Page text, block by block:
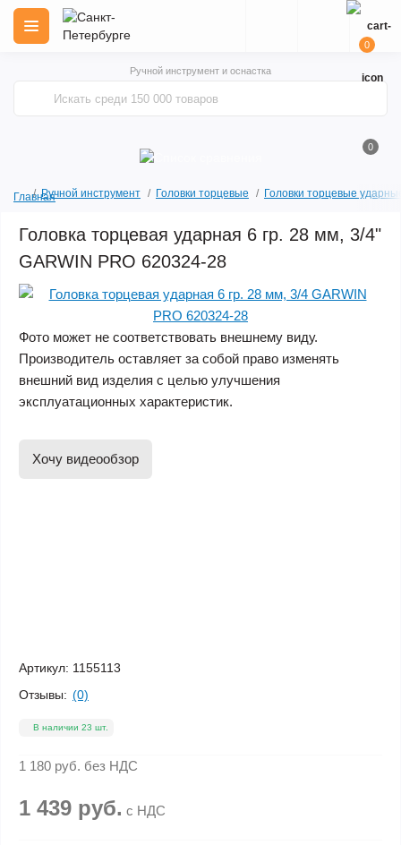
Ручной инструмент и оснастка
0
0
ГлавнаяРучной инструмент Головки торцевые Головки торцевые
Головка торцевая ударная 6 гр. 28 мм, 3/4"
GARWIN PRO 620324-28
Фото может не соответствовать внешнему виду.
Производитель оставляет за собой право изменять
внешний вид изделия с целью улучшения
эксплуатационных характеристик.
Хочу видеообзор
Артикул: 1155113
Отзывы: (0)
В наличии 23 шт.
1 180 руб. без НДС
1 439 руб. с НДС